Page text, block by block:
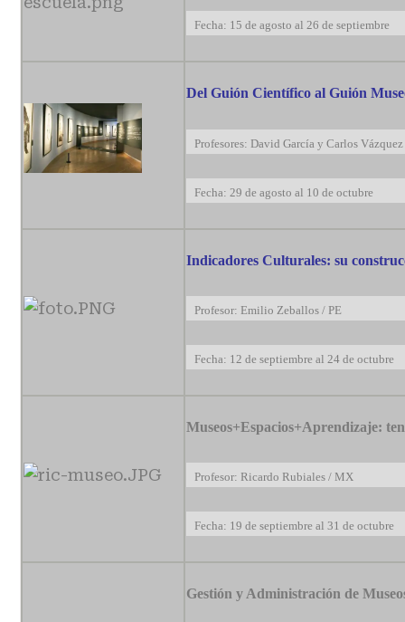
Fecha: 15 de agosto al 26 de septiembre
Del Guión Científico al Guión
Profesores: David García y Carlos
Fecha: 29 de agosto al 10 de octubre
Indicadores Culturales: su
Profesor: Emilio Zeballos / PE
Fecha: 12 de septiembre al 24 de octubre
Museos+Espacios+Aprendizaje:
Profesor: Ricardo Rubiales / MX
Fecha: 19 de septiembre al 31 de octubre
Gestión y Administración de